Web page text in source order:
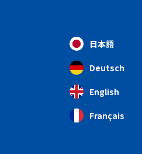
日本語
Deutsch
English
Français